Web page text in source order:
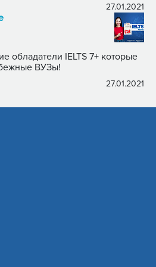
27.01.2021
IELTS 7+ которые
ВУЗы!
27.01.2021